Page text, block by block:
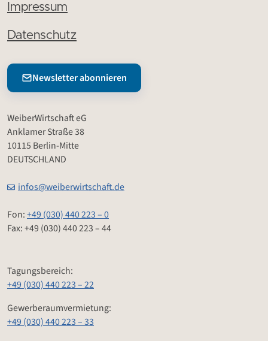
Impressum
Datenschutz
Newsletter abonnieren
WeiberWirtschaft eG
Anklamer Straße 38
10115 Berlin-Mitte
DEUTSCHLAND
infos@weiberwirtschaft.de
Fon:+49 (030) 440 223 – 0
Fax: +49 (030) 440 223 – 44
Tagungsbereich:
+49 (030) 440 223 – 22
Gewerberaumvermietung:
+49 (030) 440 223 – 33